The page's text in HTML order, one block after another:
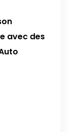
avec des